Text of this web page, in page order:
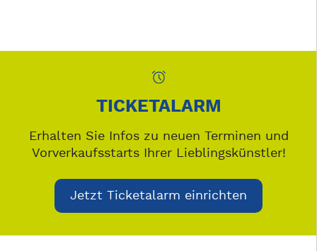
TICKETALARM
Erhalten Sie Infos zu neuen Terminen und
Vorverkaufsstarts Ihrer Lieblingskünstler!
Jetzt Ticketalarm einrichten